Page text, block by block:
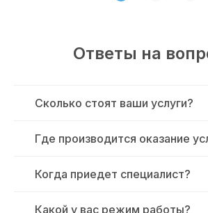
Ответы на
Сколько стоят ваши услуги?
Где производится оказание
Когда приедет специалист?
Какой у вас режим работы?